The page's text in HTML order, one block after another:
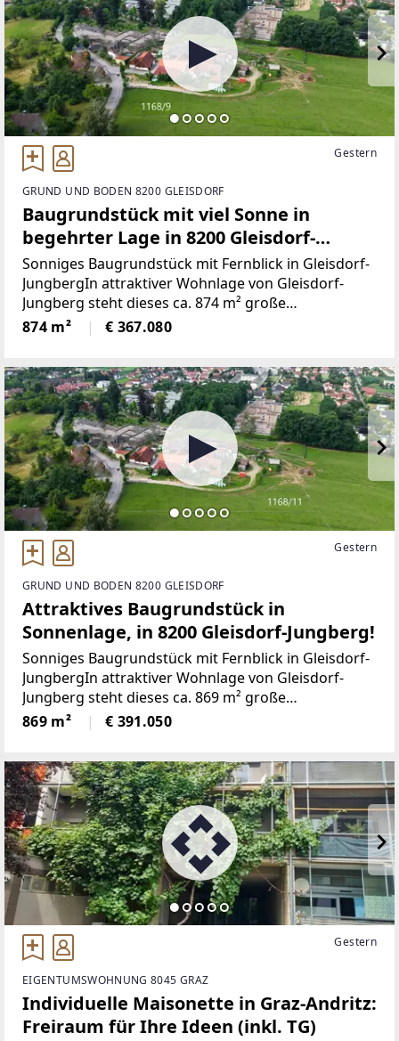
Gestern
GRUND UND BODEN 8200 GLEISDORF
Baugrundstück mit viel Sonne in
begehrter Lage in 8200 Gleisdorf-
Jungberg!
Sonniges Baugrundstück mit Fernblick in Gleisdorf-
JungbergIn attraktiver Wohnlage von Gleisdorf-
Jungberg steht dieses ca. 874 m² große
Baugrundstück zum Verkauf. Die Süd-West-
Ausrichtung, der schöne Blick ins Grüne sowie ein
874 m² € 367.080
Gestern
GRUND UND BODEN 8200 GLEISDORF
Attraktives Baugrundstück in
Sonnenlage, in 8200 Gleisdorf-Jungberg!
Sonniges Baugrundstück mit Fernblick in Gleisdorf-
JungbergIn attraktiver Wohnlage von Gleisdorf-
Jungberg steht dieses ca. 869 m² große
Baugrundstück zum Verkauf. Die Süd-West-
Ausrichtung, der schöne Blick ins Grüne sowie ein
869 m² € 391.050
Gestern
EIGENTUMSWOHNUNG 8045 GRAZ
Individuelle Maisonette in Graz-Andritz:
Freiraum für Ihre Ideen (inkl. TG)